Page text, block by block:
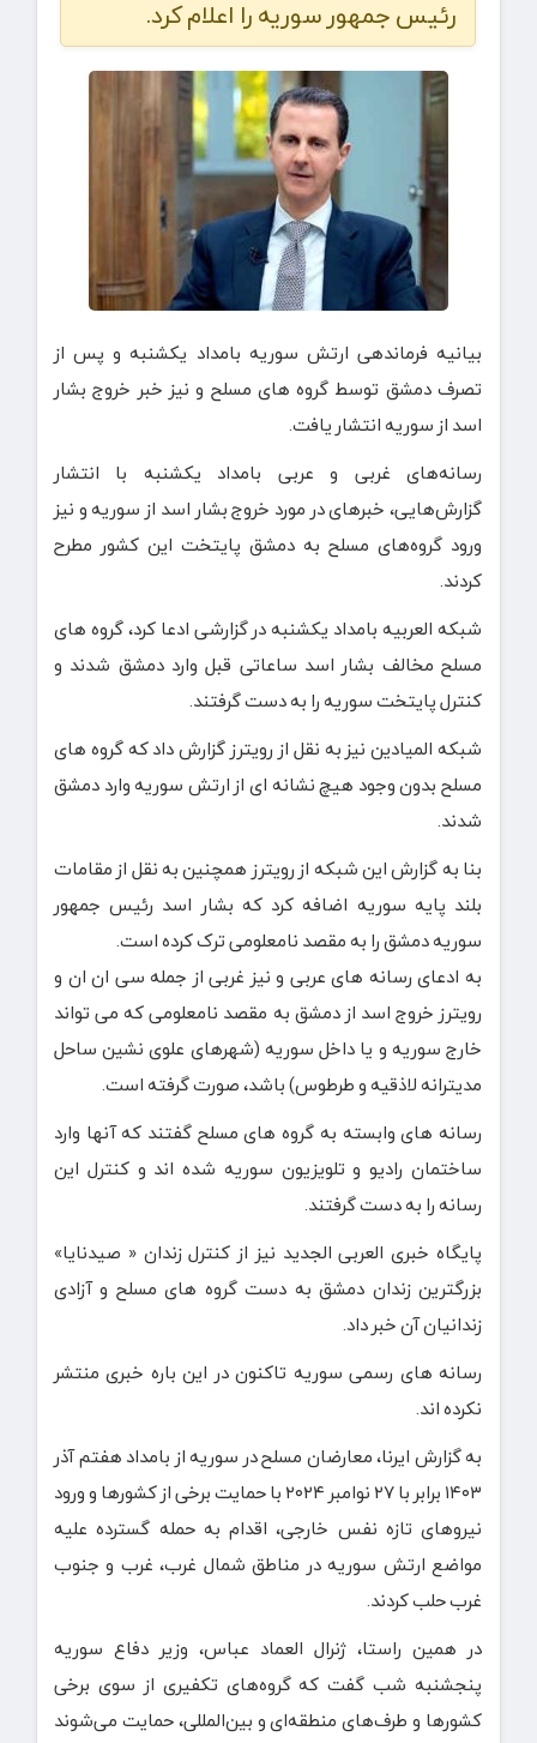
رئیس جمهور سوریه را اعلام کرد.
بیانیه فرماندهی ارتش سوریه بامداد یکشنبه و پس از
تصرف دمشق توسط گروه های مسلح و نیز خبر خروج بشار
اسد از سوریه انتشار یافت.
رسانه‌های غربی و عربی بامداد یکشنبه با انتشار
گزارش‌هایی، خبرهای در مورد خروج بشار اسد از سوریه و نیز
ورود گروه‌های مسلح به دمشق پایتخت این کشور مطرح
کردند.
شبکه العربیه بامداد یکشنبه در گزارشی ادعا کرد، گروه های
مسلح مخالف بشار اسد ساعاتی قبل وارد دمشق شدند و
کنترل پایتخت سوریه را به دست گرفتند.
شبکه المیادین نیز به نقل از رویترز گزارش داد که گروه های
مسلح بدون وجود هیچ نشانه ای از ارتش سوریه وارد دمشق
شدند.
بنا به گزارش این شبکه از رویترز همچنین به نقل از مقامات
بلند پایه سوریه اضافه کرد که بشار اسد رئیس جمهور
سوریه دمشق را به مقصد نامعلومی ترک کرده است.
به ادعای رسانه های عربی و نیز غربی از جمله سی ان ان و
رویترز خروج اسد از دمشق به مقصد نامعلومی که می تواند
خارج سوریه و یا داخل سوریه (شهرهای علوی نشین ساحل
مدیترانه لاذقیه و طرطوس) باشد، صورت گرفته است.
رسانه های وابسته به گروه های مسلح گفتند که آنها وارد
ساختمان رادیو و تلویزیون سوریه شده اند و کنترل این
رسانه را به دست گرفتند.
پایگاه خبری العربی الجدید نیز از کنترل زندان « صیدنایا»
بزرگترین زندان دمشق به دست گروه های مسلح و آزادی
زندانیان آن خبر داد.
رسانه های رسمی سوریه تاکنون در این باره خبری منتشر
نکرده اند.
به گزارش ایرنا، معارضان مسلح در سوریه از بامداد هفتم آذر
۱۴۰۳ برابر با ۲۷ نوامبر ۲۰۲۴ با حمایت برخی از کشورها و ورود
نیروهای تازه نفس خارجی، اقدام به حمله گسترده علیه
مواضع ارتش سوریه در مناطق شمال غرب، غرب و جنوب
غرب حلب کردند.
در همین راستا، ژنرال العماد عباس، وزیر دفاع سوریه
پنجشنبه‌ شب گفت که گروه‌های تکفیری از سوی برخی
کشورها و طرف‌های منطقه‌ای و بین‌المللی، حمایت می‌شوند